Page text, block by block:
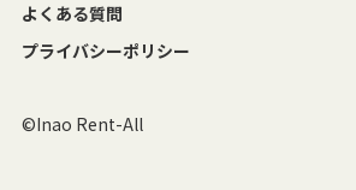
よくある質問
プライバシーポリシー
©Inao Rent-All